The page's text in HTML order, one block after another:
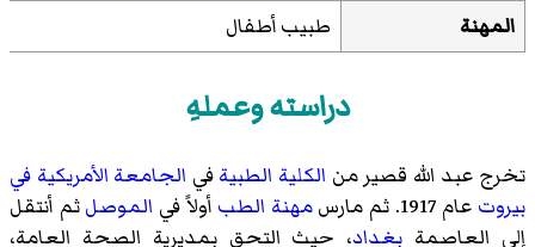
المهنة
طبيب أطفال
دراسته وعملهِ
تخرج عبد الله قصير من الكلية الطبيةفي الجامعة الأمريكية في
بيروت عام 1917. ثم مارس مهنة الطب أولاً في الموصلثم أنتقل
إلى العاصمة بغداد، حيث التحق بمديرية الصحة العامة،